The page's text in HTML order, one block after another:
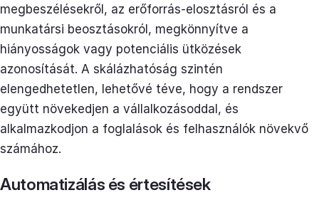
megbeszélésekről, az erőforrás-elosztásról és a
munkatársi beosztásokról, megkönnyítve a
hiányosságok vagy potenciális ütközések
azonosítását. A skálázhatóság szintén
elengedhetetlen, lehetővé téve, hogy a rendszer
együtt növekedjen a vállalkozásoddal, és
alkalmazkodjon a foglalások és felhasználók növekvő
számához.
Automatizálás és értesítések